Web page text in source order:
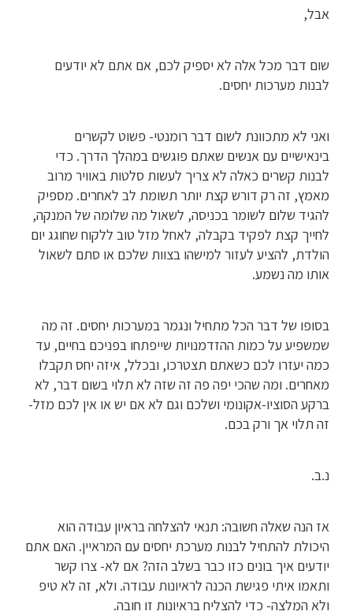
אבל,
שום דבר מכל אלה לא יספיק לכם, אם אתם לא יודעים
לבנות מערכות יחסים.
ואני לא מתכוונת לשום דבר רומנטי- פשוט לקשרים
בינאישיים עם אנשים שאתם פוגשים במהלך הדרך. כדי
לבנות קשרים כאלה לא צריך לעשות סלטות באוויר מרוב
מאמץ, זה רק דורש קצת יותר תשומת לב לאחרים. מספיק
להגיד שלום לשומר בכניסה, לשאול מה שלומה של המנקה,
לחייך קצת לפקיד בקבלה, לאחל מזל טוב ללקוח שחוגג יום
הולדת, להציע לעזור למישהו בצוות שלכם או סתם לשאול
אותו מה נשמע.
בסופו של דבר הכל מתחיל ונגמר במערכות יחסים. זה מה
שמשפיע על כמות ההזדמנויות שייפתחו בפניכם בחיים, עד
כמה יעזרו לכם כשאתם תצטרכו, ובכלל, איזה יחס תקבלו
מאחרים. ומה שהכי יפה פה זה שזה לא תלוי בשום דבר, לא
ברקע הסוציו-אקונומי ושלכם וגם לא אם יש או אין לכם מזל-
זה תלוי אך ורק בכם.
נ.ב.
אז הנה שאלה חשובה: תנאי להצלחה בראיון עבודה הוא
היכולת להתחיל לבנות מערכת יחסים עם המראיין. האם אתם
יודעים איך בונים כזו כבר בשלב הזה? אם לא- צרו קשר
ותאמו איתי פגישת הכנה לראיונות עבודה. ולא, זה לא טיפ
ולא המלצה- כדי להצליח בראיונות זו חובה.